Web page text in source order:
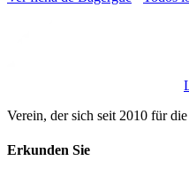
Verein, der sich seit 2010 für
Erkunden Sie